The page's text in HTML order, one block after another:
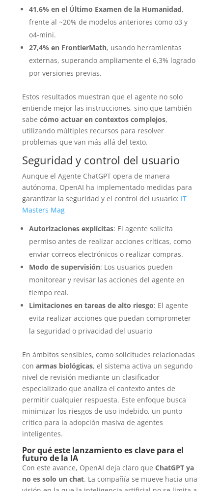
41,6% en el Último Examen de la Humanidad,
frente al ~20% de modelos anteriores como o3 y
o4-mini.
27,4% en FrontierMath, usando herramientas
externas, superando ampliamente el 6,3% logrado
por versiones previas.
Estos resultados muestran que el agente no solo
entiende mejor las instrucciones, sino que también
sabe cómo actuar en contextos complejos,
utilizando múltiples recursos para resolver
problemas que van más allá del texto.
Seguridad y control del usuario
Aunque el Agente ChatGPT opera de manera
autónoma, OpenAI ha implementado medidas para
garantizar la seguridad y el control del usuario: IT
Masters Mag
Autorizaciones explícitas: El agente solicita
permiso antes de realizar acciones críticas, como
enviar correos electrónicos o realizar compras.
Modo de supervisión: Los usuarios pueden
monitorear y revisar las acciones del agente en
tiempo real.
Limitaciones en tareas de alto riesgo: El agente
evita realizar acciones que puedan comprometer
la seguridad o privacidad del usuario
En ámbitos sensibles, como solicitudes relacionadas
con armas biológicas, el sistema activa un segundo
nivel de revisión mediante un clasificador
especializado que analiza el contexto antes de
permitir cualquier respuesta. Este enfoque busca
minimizar los riesgos de uso indebido, un punto
crítico para la adopción masiva de agentes
inteligentes.
Por qué este lanzamiento es clave para el
futuro de la IA
Con este avance, OpenAI deja claro que ChatGPT ya
no es solo un chat. La compañía se mueve hacia una